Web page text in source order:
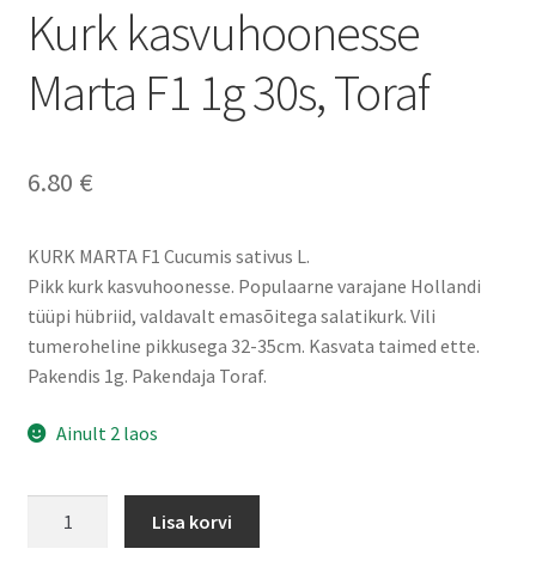
Kurk kasvuhoonesse
Marta F1 1g 30s, Toraf
6.80 €
KURK MARTA F1 Cucumis sativus L.
Pikk kurk kasvuhoonesse. Populaarne varajane Hollandi
tüüpi hübriid, valdavalt emasõitega salatikurk. Vili
tumeroheline pikkusega 32-35cm. Kasvata taimed ette.
Pakendis 1g. Pakendaja Toraf.
Ainult 2 laos
Lisa korvi